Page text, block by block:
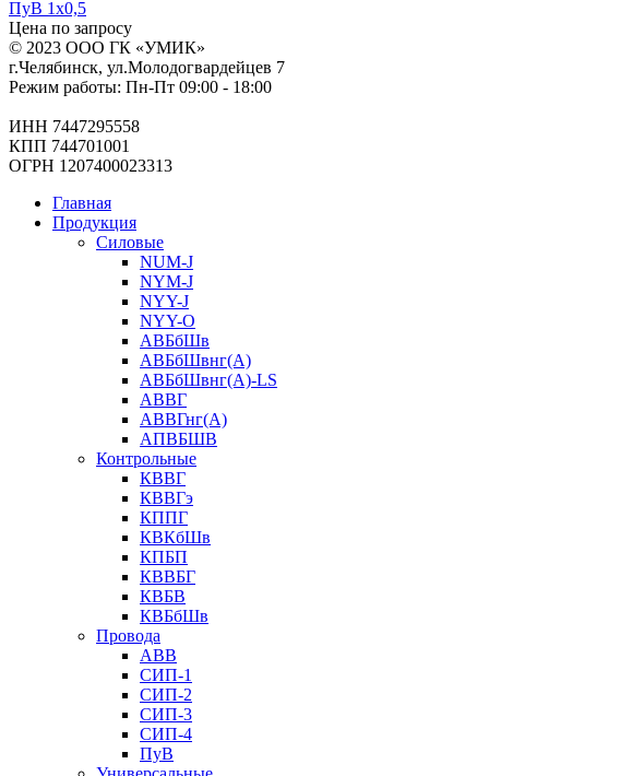
ПуВ 1х0,5
Цена по запросу
© 2023 ООО ГК «УМИК»
г.Челябинск, ул.Молодогвардейцев 7
Режим работы: Пн-Пт 09:00 - 18:00
ИНН 7447295558
КПП 744701001
ОГРН 1207400023313
Главная
Продукция
Силовые
NUM-J
NYM-J
NYY-J
NYY-O
АВБбШв
АВБбШвнг(А)
АВБбШвнг(А)-LS
АВВГ
АВВГнг(А)
АПВБШВ
Контрольные
КВВГ
КВВГэ
КППГ
КВКбШв
КПБП
КВВБГ
КВБВ
КВБбШв
Провода
АВВ
СИП-1
СИП-2
СИП-3
СИП-4
ПуВ